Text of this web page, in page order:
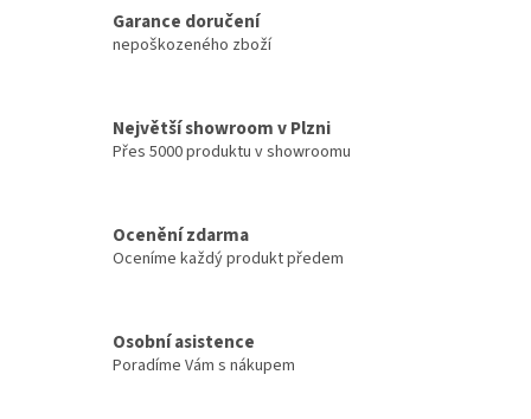
Garance doručení
nepoškozeného zboží
Největší showroom v Plzni
Přes 5000 produktu v showroomu
Ocenění zdarma
Oceníme každý produkt předem
Osobní asistence
Poradíme Vám s nákupem